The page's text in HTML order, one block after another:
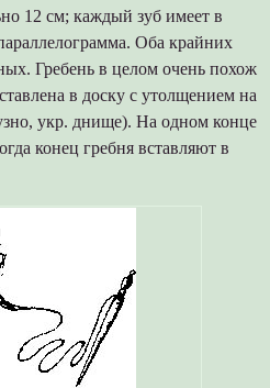
12 см; каждый зуб имеет в
Оба крайних
Гребень в целом очень похож
в доску с утолщением на
укр. днище). На одном конце
конец гребня вставляют в